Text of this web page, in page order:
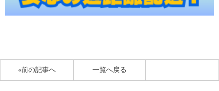
«前の記事へ 一覧へ戻る